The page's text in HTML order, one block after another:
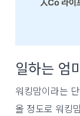
일하는 엄
워킹맘이라는
올 정도로 워킹